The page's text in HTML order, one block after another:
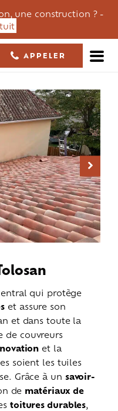
une construction ? -
05 61 36 23 68
APPELER
qui protège
et assure son
et dans toute la
de couvreurs
et la
soient les tuiles
Grâce à un savoir-
de matériaux de
toitures durables,